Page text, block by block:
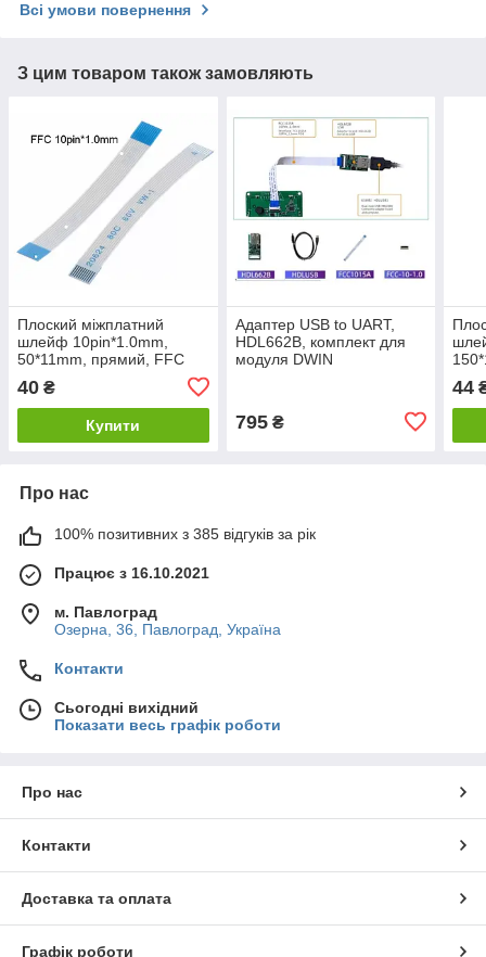
Всі умови повернення
З цим товаром також замовляють
Плоский міжплатний
шлейф 10pin*1.0mm,
50*11mm, прямий, FFC
40 ₴
Купити
Адаптер USB to UART,
HDL662B, комплект для
модуля DWIN
795₴
44
Про нас
100% позитивних з 385 відгуків за рік
Працює з 16.10.2021
м. Павлоград
Озерна, 36, Павлоград, Україна
Контакти
Сьогодні вихідний
Показати весь графік роботи
Про нас
Контакти
Доставка та оплата
Графік роботи